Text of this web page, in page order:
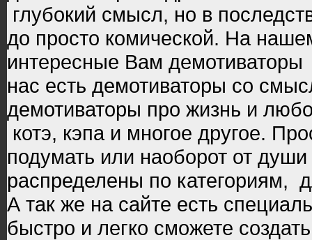
глубокий смысл, но в
до просто комической. На
интересные Вам
нас есть демотиваторы со
демотиваторы про жизнь и
котэ, кэпа и многое другое.
подумать или наоборот от
распределены по категориям,
А так же на сайте есть
быстро и легко сможете